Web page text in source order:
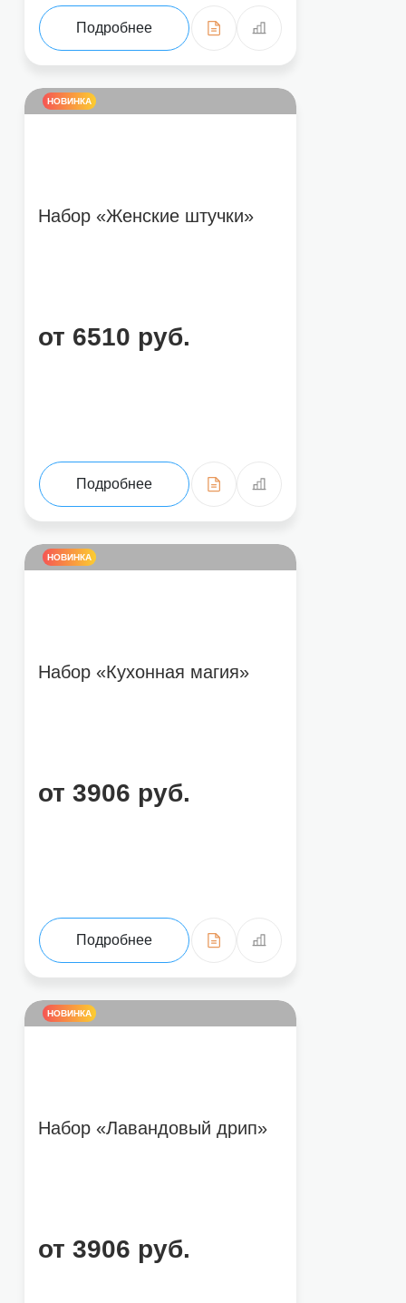
Подробнее
НОВИНКА
Набор «Женские штучки»
от 6510 руб.
Подробнее
НОВИНКА
Набор «Кухонная магия»
от 3906 руб.
Подробнее
НОВИНКА
Набор «Лавандовый дрип»
от 3906 руб.